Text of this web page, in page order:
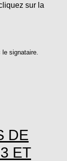
sur la
signataire.
DE
ET